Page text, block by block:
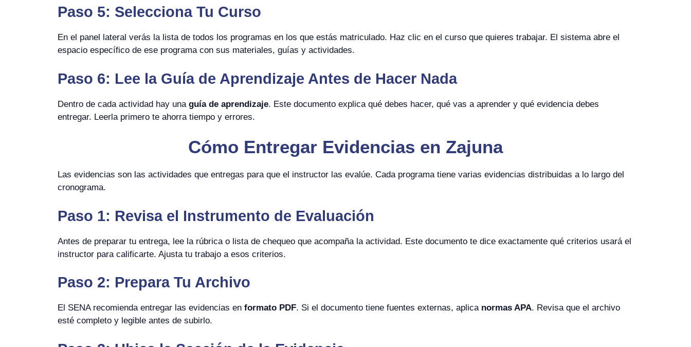
Paso 5: Selecciona Tu Curso
En el panel lateral verás la lista de todos los programas en los que estás matriculado. Haz clic en el curso que quieres trabajar. El sistema abre el
espacio específico de ese programa con sus materiales, guías y actividades.
Paso 6: Lee la Guía de Aprendizaje Antes de Hacer Nada
Dentro de cada actividad hay una guía de aprendizaje. Este documento explica qué debes hacer, qué vas a aprender y qué evidencia debes
entregar. Leerla primero te ahorra tiempo y errores.
Cómo Entregar Evidencias en Zajuna
Las evidencias son las actividades que entregas para que el instructor las evalúe. Cada programa tiene varias evidencias distribuidas a lo largo del
cronograma.
Paso 1: Revisa el Instrumento de Evaluación
Antes de preparar tu entrega, lee la rúbrica o lista de chequeo que acompaña la actividad. Este documento te dice exactamente qué criterios usará el
instructor para calificarte. Ajusta tu trabajo a esos criterios.
Paso 2: Prepara Tu Archivo
El SENA recomienda entregar las evidencias en formato PDF. Si el documento tiene fuentes externas, aplica normas APA. Revisa que el archivo
esté completo y legible antes de subirlo.